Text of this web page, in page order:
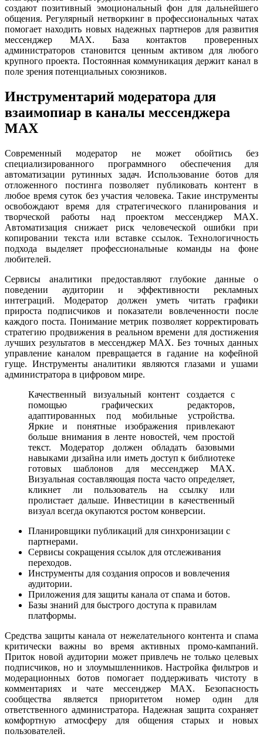
создают позитивный эмоциональный фон для дальнейшего
общения. Регулярный нетворкинг в профессиональных чатах
помогает находить новых надежных партнеров для развития
мессенджер MAX. База контактов проверенных
администраторов становится ценным активом для любого
крупного проекта. Постоянная коммуникация держит канал в
поле зрения потенциальных союзников.
Инструментарий модератора для
взаимопиар в каналы мессенджера
MAX
Современный модератор не может обойтись без
специализированного программного обеспечения для
автоматизации рутинных задач. Использование ботов для
отложенного постинга позволяет публиковать контент в
любое время суток без участия человека. Такие инструменты
освобождают время для стратегического планирования и
творческой работы над проектом мессенджер MAX.
Автоматизация снижает риск человеческой ошибки при
копировании текста или вставке ссылок. Технологичность
подхода выделяет профессиональные команды на фоне
любителей.
Сервисы аналитики предоставляют глубокие данные о
поведении аудитории и эффективности рекламных
интеграций. Модератор должен уметь читать графики
прироста подписчиков и показатели вовлеченности после
каждого поста. Понимание метрик позволяет корректировать
стратегию продвижения в реальном времени для достижения
лучших результатов в мессенджер MAX. Без точных данных
управление каналом превращается в гадание на кофейной
гуще. Инструменты аналитики являются глазами и ушами
администратора в цифровом мире.
Качественный визуальный контент создается с
помощью графических редакторов,
адаптированных под мобильные устройства.
Яркие и понятные изображения привлекают
больше внимания в ленте новостей, чем простой
текст. Модератор должен обладать базовыми
навыками дизайна или иметь доступ к библиотеке
готовых шаблонов для мессенджер MAX.
Визуальная составляющая поста часто определяет,
кликнет ли пользователь на ссылку или
пролистает дальше. Инвестиции в качественный
визуал всегда окупаются ростом конверсии.
Планировщики публикаций для синхронизации с
партнерами.
Сервисы сокращения ссылок для отслеживания
переходов.
Инструменты для создания опросов и вовлечения
аудитории.
Приложения для защиты канала от спама и ботов.
Базы знаний для быстрого доступа к правилам
платформы.
Средства защиты канала от нежелательного контента и спама
критически важны во время активных промо-кампаний.
Приток новой аудитории может привлечь не только целевых
подписчиков, но и злоумышленников. Настройка фильтров и
модерационных ботов помогает поддерживать чистоту в
комментариях и чате мессенджер MAX. Безопасность
сообщества является приоритетом номер один для
ответственного администратора. Надежная защита сохраняет
комфортную атмосферу для общения старых и новых
пользователей.